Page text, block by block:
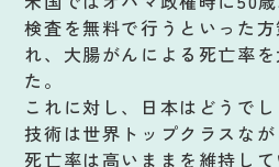
検査を無料で行うといった
れ、大腸がんによる死亡率
た。
これに対し、日本はどうで
技術は世界トップクラスな
死亡率は高いままを維持し